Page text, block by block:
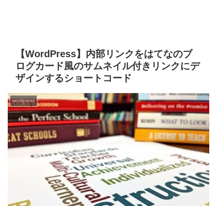
【WordPress】内部リンクをはてなのブ
ログカード風のサムネイル付きリンクにデ
ザインするショートコード
wordpress